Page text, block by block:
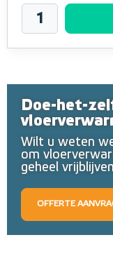
Doe-het-
Wilt u weten
om
geheel
OFFERTE